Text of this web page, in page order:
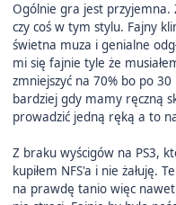
Ogólnie gra jest przyjemna.
czy coś w tym stylu. Fajny
świetna muza i genialne
mi się fajnie tyle że
zmniejszyć na 70% bo po
bardziej gdy mamy ręczną
prowadzić jedną ręką a to
Z braku wyścigów na PS3,
kupiłem NFS'a i nie żałuję.
na prawdę tanio więc